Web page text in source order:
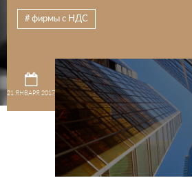
фирмы с НДС
21 ЯНВАРЯ 2017